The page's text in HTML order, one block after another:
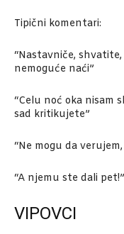
Tipični komentari:
“Nastavniče,
nemoguće naći”
“Celu noć oka nisam
sad kritikujete”
“Ne mogu da
“A njemu ste dali
VIPOVCI